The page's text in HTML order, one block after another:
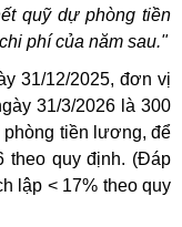
quỹ dự phòng tiền
phí của năm sau."
31/12/2025, đơn vị
31/3/2026 là 300
tiền lương, để
theo quy định. (Đáp
lập < 17% theo quy